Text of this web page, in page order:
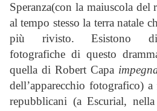
Speranza(con la maiuscola
al tempo stesso la terra natale
più rivisto. Esistono
fotografiche di questo
quella di Robert Capa
dell’apparecchio fotografico)
repubblicani (a Escurial,